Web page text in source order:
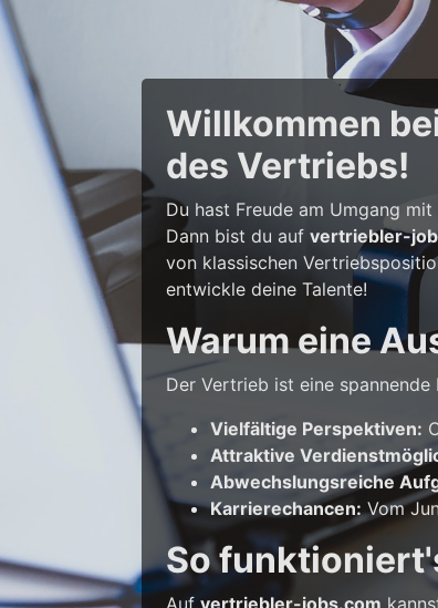
Willkommen
des Vertriebs!
Du hast Freude am Umgang
Dann bist du aufvertriebler-
von klassischen
entwickle deine Talente!
Warum eine
Der Vertrieb ist eine
Vielfältige Perspektiven:
Attraktive
Abwechslungsreiche
Karrierechancen:Vom
So